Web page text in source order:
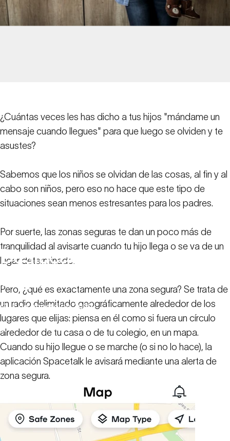
Destacados:Zonas
17 de agosto de 2022
Recursos familiares Destacados: Zonas seguras
¿Cuántas veces les has dicho a tus hijos "mándame un
mensaje cuando llegues" para que luego se olviden y te
asustes?
Sabemos que los niños se olvidan de las cosas, al fin y al
cabo son niños, pero eso no hace que este tipo de
situaciones sean menos estresantes para los padres.
Por suerte, las zonas seguras te dan un poco más de
tranquilidad al avisarte cuando tu hijo llega o se va de un
lugar determinado.
Pero, ¿qué es exactamente una zona segura? Se trata de
un radio delimitado geográficamente alrededor de los
lugares que elijas: piensa en él como si fuera un círculo
alrededor de tu casa o de tu colegio, en un mapa.
Cuando su hijo llegue o se marche (o si no lo hace), la
aplicación Spacetalk le avisará mediante una alerta de
zona segura.